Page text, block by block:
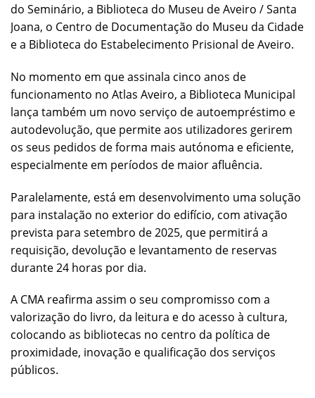
do Seminário, a Biblioteca do Museu de Aveiro / Santa
Joana, o Centro de Documentação do Museu da Cidade
e a Biblioteca do Estabelecimento Prisional de Aveiro.
No momento em que assinala cinco anos de
funcionamento no Atlas Aveiro, a Biblioteca Municipal
lança também um novo serviço de autoempréstimo e
autodevolução, que permite aos utilizadores gerirem
os seus pedidos de forma mais autónoma e eficiente,
especialmente em períodos de maior afluência.
Paralelamente, está em desenvolvimento uma solução
para instalação no exterior do edifício, com ativação
prevista para setembro de 2025, que permitirá a
requisição, devolução e levantamento de reservas
durante 24 horas por dia.
A CMA reafirma assim o seu compromisso com a
valorização do livro, da leitura e do acesso à cultura,
colocando as bibliotecas no centro da política de
proximidade, inovação e qualificação dos serviços
públicos.